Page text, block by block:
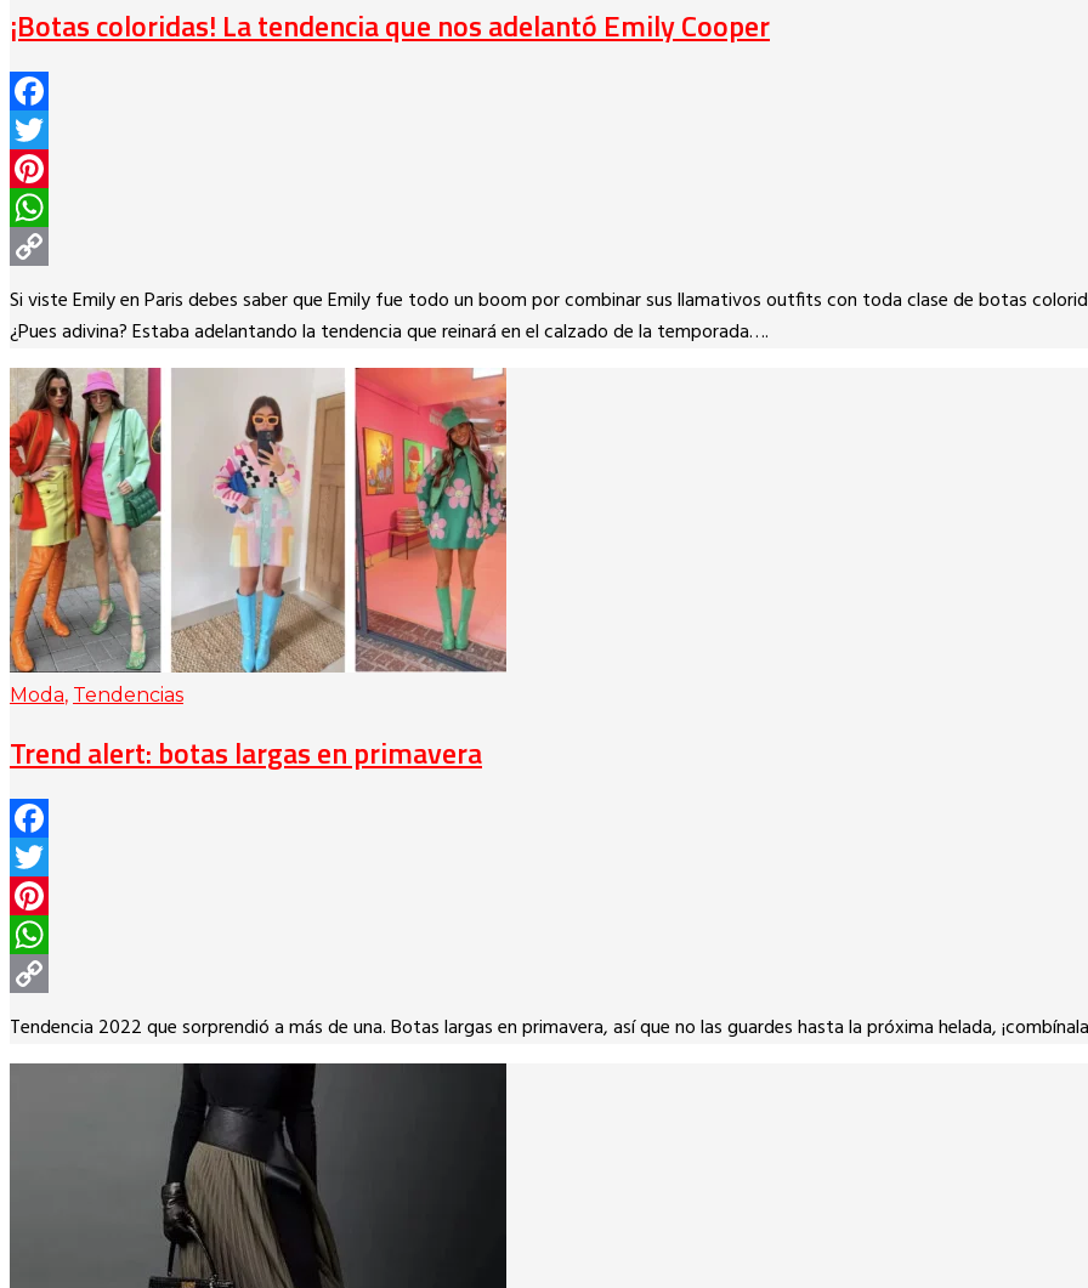
¡Botas coloridas! La tendencia que nos adelantó Emily Cooper
Facebook
Twitter
Pinterest
WhatsApp
Copy
Link
Si viste Emily en Paris debes saber que Emily fue todo un boom por combinar sus llamativos outfits con toda clase de botas
¿Pues adivina? Estaba adelantando la tendencia que reinará en el calzado de la temporada….
Moda, Tendencias
Trend alert: botas largas en primavera
Facebook
Twitter
Pinterest
WhatsApp
Copy
Tendencia 2022 que sorprendió a más de una. Botas largas en primavera, así que no las guardes hasta la próxima helada,